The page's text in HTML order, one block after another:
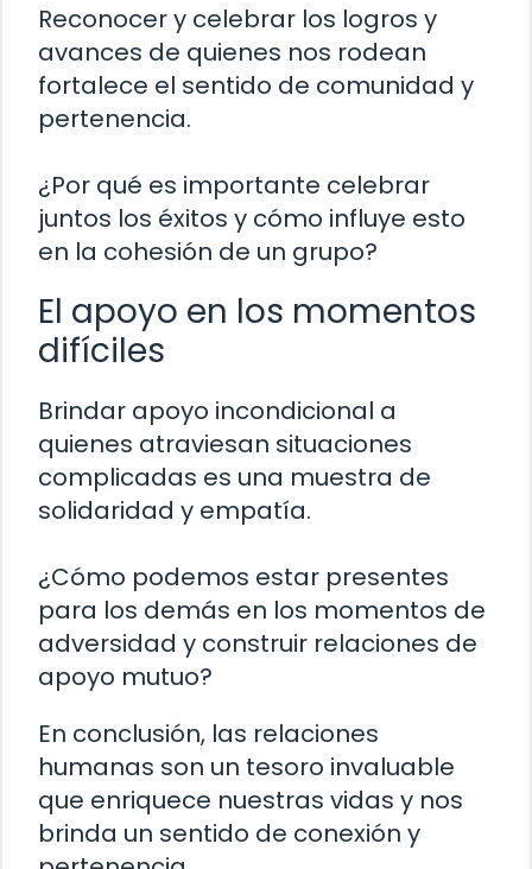
Reconocer y celebrar los logros y
avances de quienes nos rodean
fortalece el sentido de comunidad y
pertenencia.
¿Por qué es importante celebrar
juntos los éxitos y cómo influye esto
en la cohesión de un grupo?
El apoyo en los momentos
difíciles
Brindar apoyo incondicional a
quienes atraviesan situaciones
complicadas es una muestra de
solidaridad y empatía.
¿Cómo podemos estar presentes
para los demás en los momentos de
adversidad y construir relaciones de
apoyo mutuo?
En conclusión, las relaciones
humanas son un tesoro invaluable
que enriquece nuestras vidas y nos
brinda un sentido de conexión y